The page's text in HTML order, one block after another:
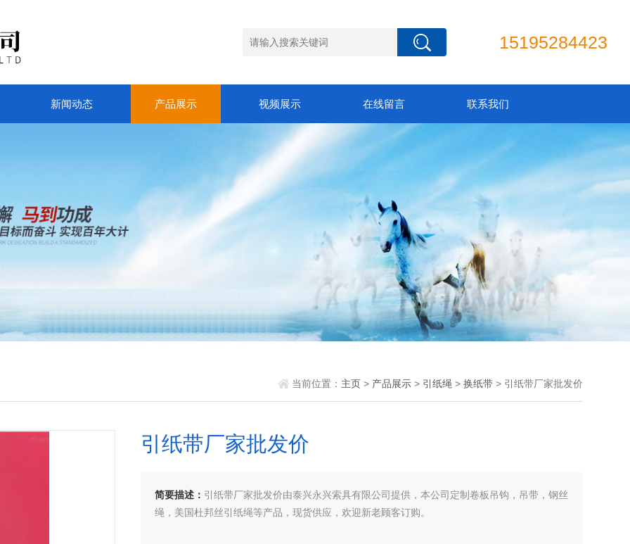
15195284423
新闻动态 产品展示 视频展示 在线留言 联系我们
当前位置： 主页> 产品展示> 引纸绳 > 换纸带 > 引纸带厂家批发价
引纸带厂家批发价
简要描述： 引纸带厂家批发价由泰兴永兴索具有限公司提供，本公司定制卷板吊钩，吊带，钢丝
绳，美国杜邦丝引纸绳等产品，现货供应，欢迎新老顾客订购。